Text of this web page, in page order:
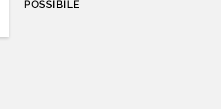
POSSIBILE